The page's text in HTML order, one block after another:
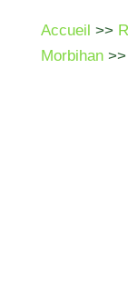
Accueil >>
Morbihan>>